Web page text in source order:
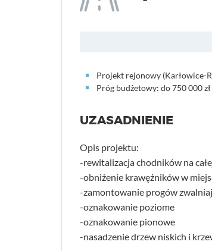
Projekt rejonowy (Karłowice-
Próg budżetowy: do 750 000 zł
UZASADNIENIE
Opis projektu:
-rewitalizacja chodników na
-obniżenie krawężników w
-zamontowanie progów
-oznakowanie poziome
-oznakowanie pionowe
-nasadzenie drzew niskich i